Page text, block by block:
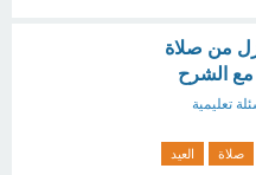
من صلاة
مع الشرح
تعليمية
صلاة
العيد